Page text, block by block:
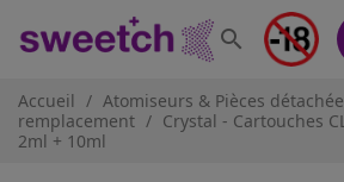

Accueil Atomiseurs & Pièces
remplacement
Crystal - Cartouches
2ml + 10ml